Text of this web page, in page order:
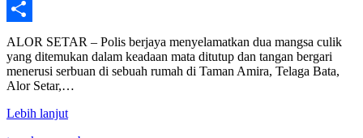
WhatsApp
Share
ALOR SETAR – Polis berjaya menyelamatkan dua mangsa culik
yang ditemukan dalam keadaan mata ditutup dan tangan bergari
menerusi serbuan di sebuah rumah di Taman Amira, Telaga Bata,
Alor Setar,…
Lebih lanjut